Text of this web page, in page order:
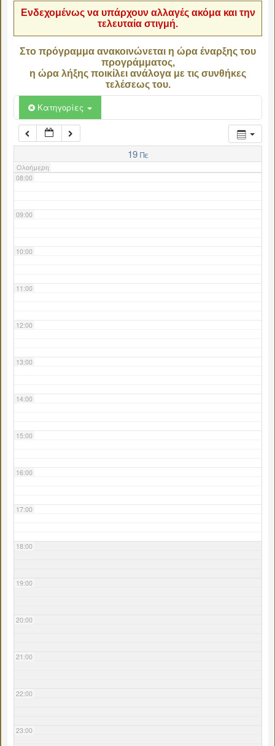
Ενδεχομένως να υπάρχουν αλλαγές ακόμα και την
τελευταία στιγμή.
Στο πρόγραμμα ανακοινώνεται η ώρα έναρξης του
προγράμματος,
η ώρα λήξης ποικίλει ανάλογα με τις συνθήκες
τελέσεως του.
Κατηγορίες
19 Πε
Ολοήμερη
06:00
07:00
08:00
09:00
10:00
11:00
12:00
13:00
14:00
15:00
16:00
17:00
18:00
19:00
20:00
21:00
22:00
23:00